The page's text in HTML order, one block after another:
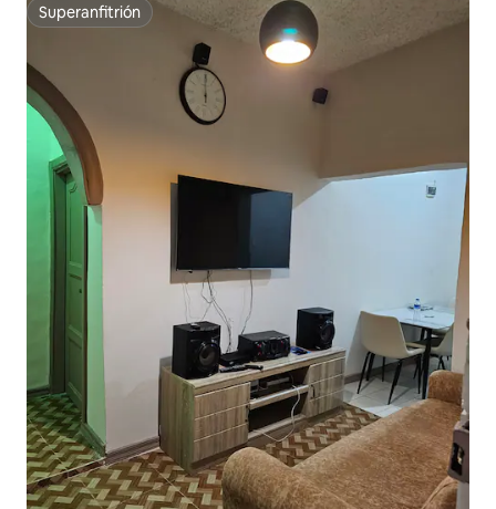
Superanfitrión
Superanfitrión